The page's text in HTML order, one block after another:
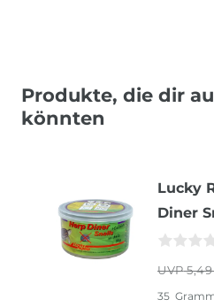
Produkte, die dir
könnten
Lucky
Diner
35